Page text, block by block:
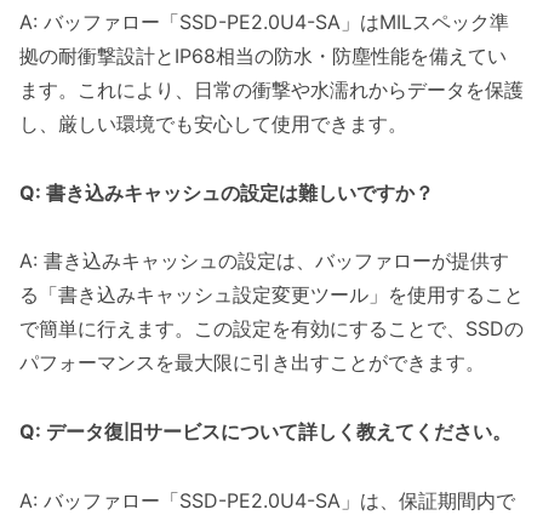
A: バッファロー「SSD-PE2.0U4-SA」はMILスペック準
拠の耐衝撃設計とIP68相当の防水・防塵性能を備えてい
ます。これにより、日常の衝撃や水濡れからデータを保護
し、厳しい環境でも安心して使用できます。
Q: 書き込みキャッシュの設定は難しいですか？
A: 書き込みキャッシュの設定は、バッファローが提供す
る「書き込みキャッシュ設定変更ツール」を使用すること
で簡単に行えます。この設定を有効にすることで、SSDの
パフォーマンスを最大限に引き出すことができます。
Q: データ復旧サービスについて詳しく教えてください。
A: バッファロー「SSD-PE2.0U4-SA」は、保証期間内で